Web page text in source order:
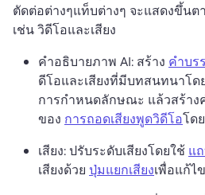
ตัดต่อต่างๆแท็บต่างๆ จะแสดงขึ้น
เช่น วิดีโอและเสียง
คำอธิบายภาพ AI: สร้าง คำบร
ดีโอและเสียงที่มีบทสนทนาโด
การกำหนดลักษณะ แล้วสร้าง
ของ การถอดเสียงพูดวิดีโอโด
เสียง: ปรับระดับเสียงโดยใช้ แ
เสียงด้วย ปุ่มแยกเสียงเพื่อแก้ไ